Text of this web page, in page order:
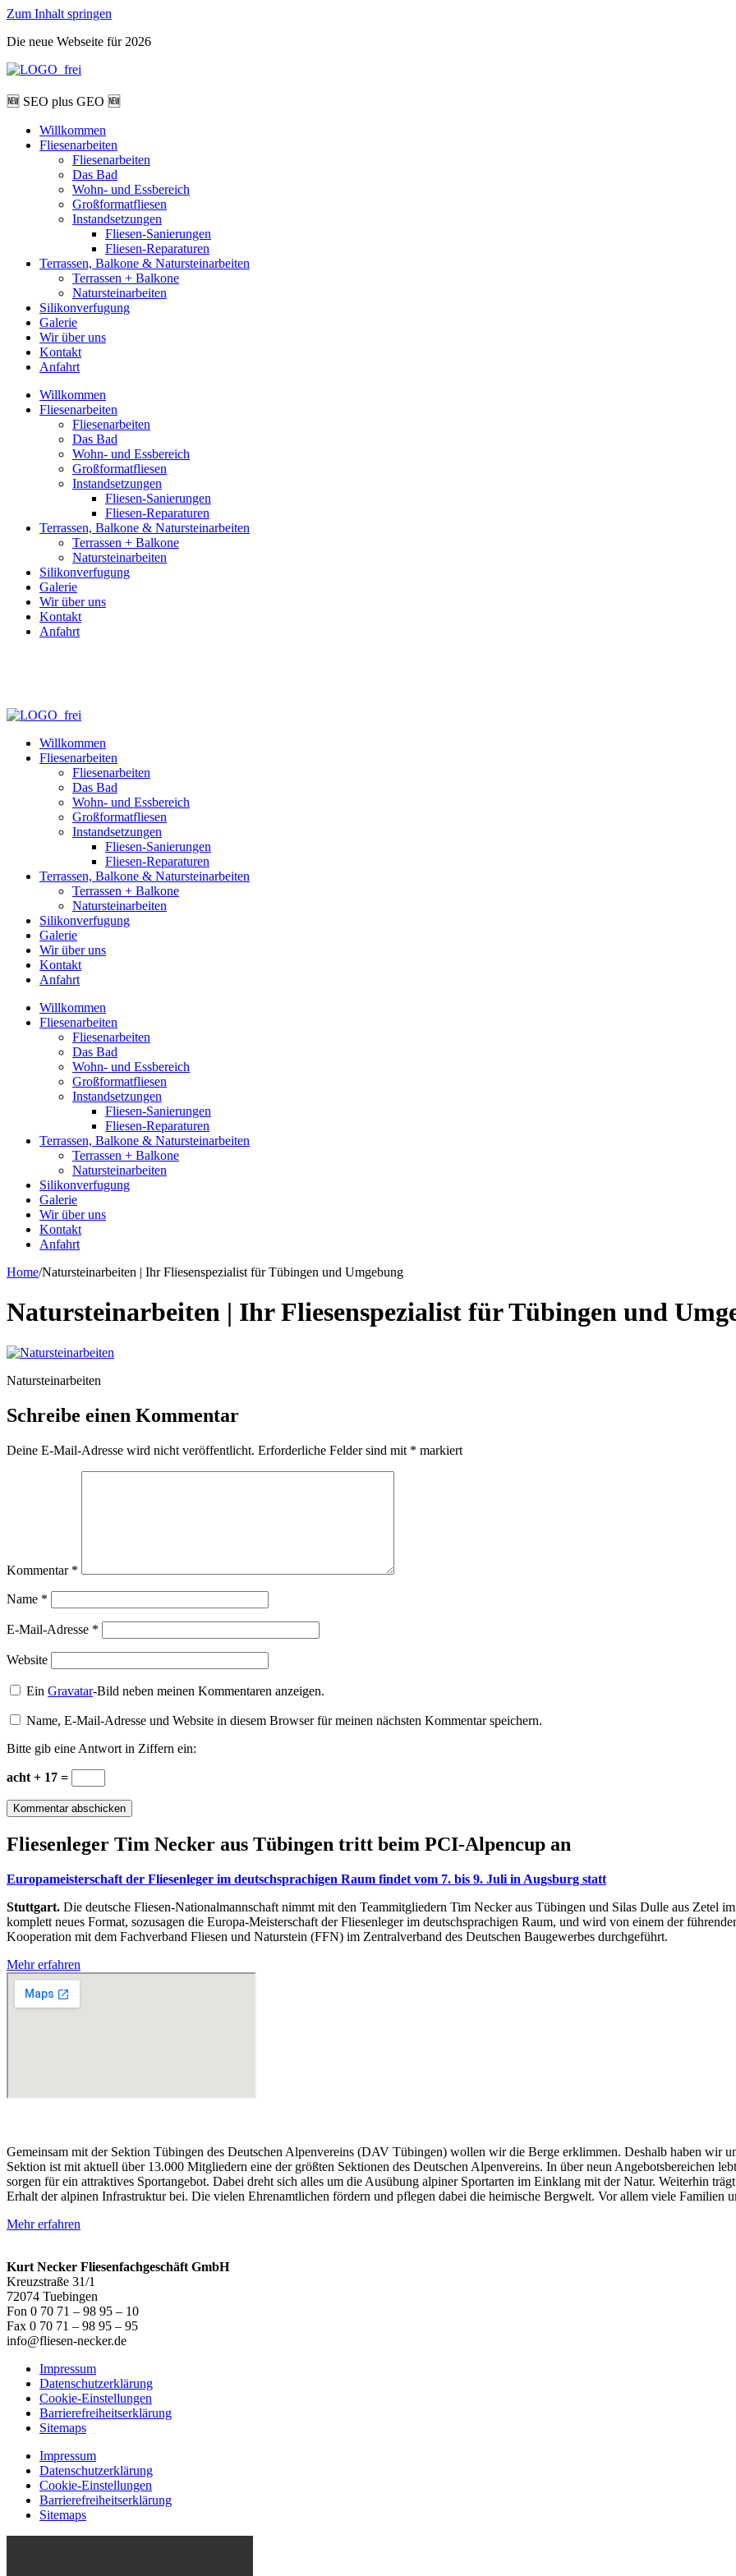
Zum Inhalt springen
Die neue Webseite für 2026
🆕 SEO plus GEO 🆕
Willkommen
Fliesenarbeiten
Fliesenarbeiten
Das Bad
Wohn- und Essbereich
Großformatfliesen
Instandsetzungen
Fliesen-Sanierungen
Fliesen-Reparaturen
Terrassen, Balkone & Natursteinarbeiten
Terrassen + Balkone
Natursteinarbeiten
Silikonverfugung
Galerie
Wir über uns
Kontakt
Anfahrt
Willkommen
Fliesenarbeiten
Fliesenarbeiten
Das Bad
Wohn- und Essbereich
Großformatfliesen
Instandsetzungen
Fliesen-Sanierungen
Fliesen-Reparaturen
Terrassen, Balkone & Natursteinarbeiten
Terrassen + Balkone
Natursteinarbeiten
Silikonverfugung
Galerie
Wir über uns
Kontakt
Anfahrt
Willkommen
Fliesenarbeiten
Fliesenarbeiten
Das Bad
Wohn- und Essbereich
Großformatfliesen
Instandsetzungen
Fliesen-Sanierungen
Fliesen-Reparaturen
Terrassen, Balkone & Natursteinarbeiten
Terrassen + Balkone
Natursteinarbeiten
Silikonverfugung
Galerie
Wir über uns
Kontakt
Anfahrt
Willkommen
Fliesenarbeiten
Fliesenarbeiten
Das Bad
Wohn- und Essbereich
Großformatfliesen
Instandsetzungen
Fliesen-Sanierungen
Fliesen-Reparaturen
Terrassen, Balkone & Natursteinarbeiten
Terrassen + Balkone
Natursteinarbeiten
Silikonverfugung
Galerie
Wir über uns
Kontakt
Anfahrt
Home/Natursteinarbeiten | Ihr Fliesenspezialist für Tübingen und Umgebung
Natursteinarbeiten | Ihr Fliesenspezialist für Tübingen und
Natursteinarbeiten
Schreibe einen Kommentar
Deine E-Mail-Adresse wird nicht veröffentlicht. Erforderliche Felder sind mit * markiert
Kommentar *
Name *
E-Mail-Adresse *
Website
EinGravatar-Bild neben meinen Kommentaren anzeigen.
Name, E-Mail-Adresse und Website in diesem Browser für meinen nächsten Kommentar speichern.
Bitte gib eine Antwort in Ziffern ein:
acht + 17 =
Flie­sen­le­ger Tim Ne­cker aus Tü­bin­gen tritt beim PCI-Al­pen­cup an
Eu­ro­pa­meis­ter­schaft der Flie­sen­le­ger im deutsch­spra­chi­gen Raum fin­det vom 7. bis 9. Juli in Augs­burg statt
Stuttgart. Die deut­sche Flie­sen-Na­tio­nal­mann­schaft nimmt mit den Team­mit­glie­dern Tim Ne­cker aus Tü­bin­gen und Si­las Dul­le aus Ze­tel
kom­plett neu­es For­mat, so­zu­sa­gen die Eu­ro­pa-Meis­ter­schaft der Flie­sen­le­ger im deutsch­spra­chi­gen Raum, und wird von ei­nem der
Ko­ope­ra­ti­on mit dem Fach­ver­band Flie­sen und Na­tur­stein (FFN) im Zen­tral­ver­band des Deut­schen Bau­ge­wer­bes durch­ge­führt.
Mehr erfahren
Gemeinsam mit der Sektion Tübingen des Deutschen Alpenvereins (DAV Tübingen) wollen wir die Berge erklimmen. Deshalb haben wir
Sektion ist mit aktuell über 13.000 Mitgliedern eine der größten Sektionen des Deutschen Alpenvereins. In über neun Angebotsbereichen
sorgen für ein attraktives Sportangebot. Dabei dreht sich alles um die Ausübung alpiner Sportarten im Einklang mit der Natur. Weiterhin
Erhalt der alpinen Infrastruktur bei. Die vielen Ehrenamtlichen fördern und pflegen dabei die heimische Bergwelt. Vor allem viele Familien
Mehr erfahren
Kurt Necker Fliesenfachgeschäft GmbH
Kreuzstraße 31/1
72074 Tuebingen
Fon 0 70 71 – 98 95 – 10
Fax 0 70 71 – 98 95 – 95
info@fliesen-necker.de
Impressum
Datenschutzerklärung
Cookie-Einstellungen
Barrierefreiheitserklärung
Sitemaps
Impressum
Datenschutzerklärung
Cookie-Einstellungen
Barrierefreiheitserklärung
Sitemaps